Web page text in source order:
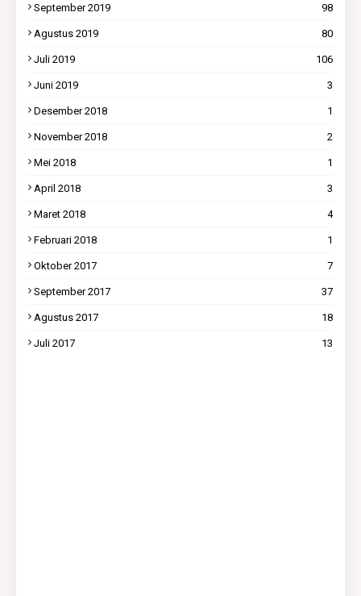
September 2019 98
Agustus 2019 80
Juli 2019 106
Juni 2019 3
Desember 2018 1
November 2018 2
Mei 2018 1
April 2018 3
Maret 2018 4
Februari 2018 1
Oktober 2017 7
September 2017 37
Agustus 2017 18
Juli 2017 13